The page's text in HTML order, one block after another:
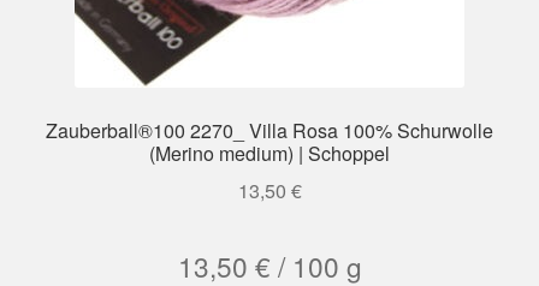
Zauberball®100 2270_ Villa Rosa 100% Schurwolle
(Merino medium) | Schoppel
13,50 €
13,50 € / 100 g